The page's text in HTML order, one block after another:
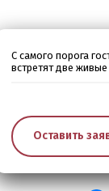
С самого порога
встретят две
Оставить